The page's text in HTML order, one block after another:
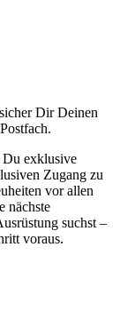
Dir Deinen
Du exklusive
Zugang zu
vor allen
nächste
suchst –
voraus.